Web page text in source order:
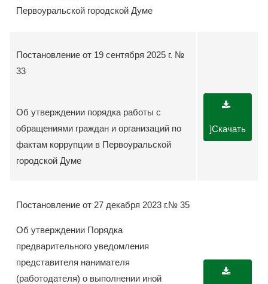
Первоуральской городской Думе
Постановление от 19 сентября 2025 г. №
33
Об утверждении порядка работы с
обращениями граждан и организаций по
фактам коррупции в Первоуральской
городской Думе
]Скачать
Постановление от 27 декабря 2023 г.№ 35
Об утверждении Порядка
предварительного уведомления
представителя нанимателя
(работодателя) о выполнении иной